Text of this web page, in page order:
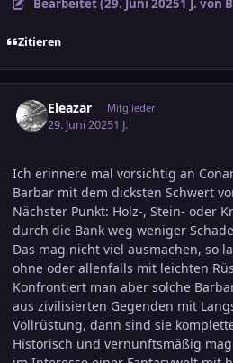
Bearbeitet (29. Juni 20251 J. von
Zitieren
Eleazar Mitglieder
29. Juni 20251 J.
Ich erinnere mal vorsichtig an
Barbar mit dem dicksten Schwert
Nächster Punkt: Holz-, Stein- oder
durch die Bank weg weniger
Das mag nicht viel ausmachen, so
ohne oder allenfalls mit leichten
Konfrontiert man aber solche
aus zivilisierten Gegenden mit
Vollrüstung, dann sind sie
Historisch und vernunftsmäßig